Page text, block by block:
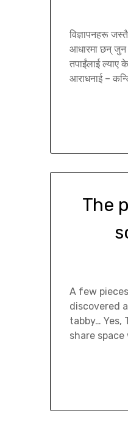
विज्ञापनहरू
आधारमा छन् जुन
तपाईंलाई
आराधनाई –
The
A few
discovered
tabby… Yes,
share